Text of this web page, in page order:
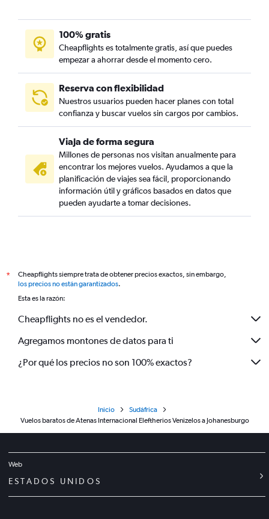
100% gratis
Cheapflights es totalmente gratis, así que puedes
empezar a ahorrar desde el momento cero.
Reserva con flexibilidad
Nuestros usuarios pueden hacer planes con total
confianza y buscar vuelos sin cargos por cambios.
Viaja de forma segura
Millones de personas nos visitan anualmente para
encontrar los mejores vuelos. Ayudamos a que la
planificación de viajes sea fácil, proporcionando
información útil y gráficos basados en datos que
pueden ayudarte a tomar decisiones.
*
Cheapflights siempre trata de obtener precios exactos, sin embargo,
los precios no están garantizados.
Esta es la razón:
Cheapflights no es el vendedor.
Agregamos montones de datos para ti
¿Por qué los precios no son 100% exactos?
Inicio
Sudáfrica
Vuelos baratos de Atenas Internacional Eleftherios Venizelos a Johanesburgo
Web
ESTADOS UNIDOS